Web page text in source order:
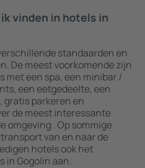
vinden in hotels in
standaarden en
De meest voorkomende zijn
een spa, een minibar /
een eetgedeelte, een
gratis parkeren en
de meest interessante
omgeving . Op sommige
van en naar de
hotels ook het
in Gogolin aan.